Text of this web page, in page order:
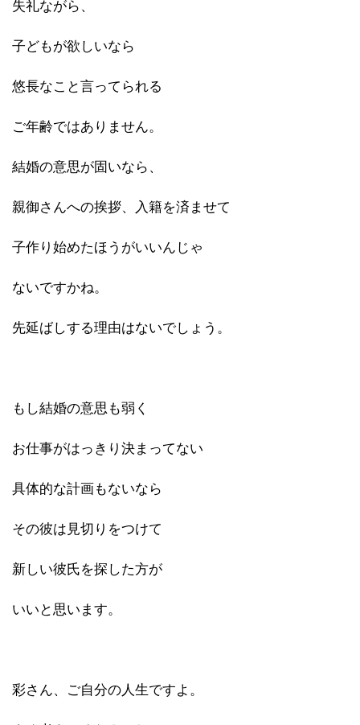
失礼ながら、
子どもが欲しいなら
悠長なこと言ってられる
ご年齢ではありません。
結婚の意思が固いなら、
親御さんへの挨拶、入籍を済ませて
子作り始めたほうがいいんじゃ
ないですかね。
先延ばしする理由はないでしょう。
もし結婚の意思も弱く
お仕事がはっきり決まってない
具体的な計画もないなら
その彼は見切りをつけて
新しい彼氏を探した方が
いいと思います。
彩さん、ご自分の人生ですよ。